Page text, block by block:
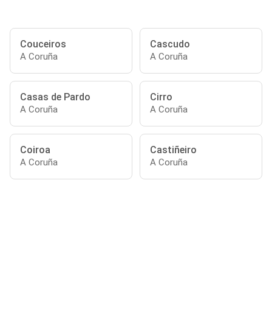
Couceiros
A Coruña
Cascudo
A Coruña
Casas de Pardo
A Coruña
Cirro
A Coruña
Coiroa
A Coruña
Castiñeiro
A Coruña